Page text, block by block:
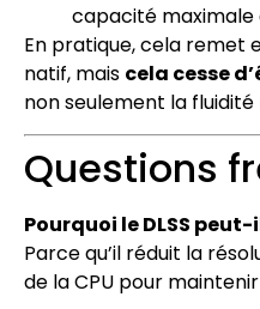
capacité maximale
En pratique, cela remet
natif, mais cela cesse
non seulement la
Questions
Pourquoi le DLSS
Parce qu’il réduit la
de la CPU pour